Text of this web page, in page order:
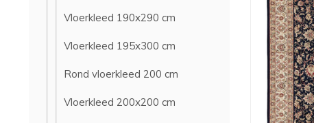
Vloerkleed 190x290 cm
Vloerkleed 195x300 cm
Rond vloerkleed 200 cm
Vloerkleed 200x200 cm